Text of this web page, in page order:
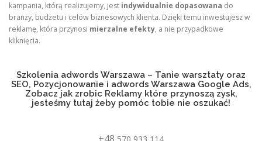
kampania, którą realizujemy, jest indywidualnie dopasowana do
branży, budżetu i celów biznesowych klienta. Dzięki temu inwestujesz w
reklamę, która przynosi mierzalne efekty, a nie przypadkowe
kliknięcia.
Szkolenia adwords Warszawa – Tanie warsztaty oraz
SEO, Pozycjonowanie i adwords Warszawa Google Ads,
Zobacz jak zrobic Reklamy które przynoszą zysk,
jesteśmy tutaj żeby pomóc tobie nie oszukać!